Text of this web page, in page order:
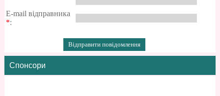
E-mail відправника
*:
Спонсори